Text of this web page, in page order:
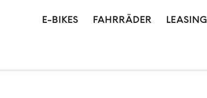
E-BIKES FAHRRÄDER LEASING